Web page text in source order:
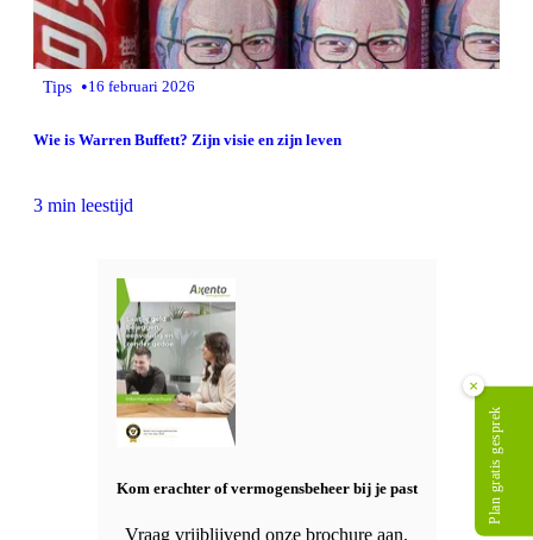
Tips •16 februari 2026
Wie is Warren Buffett? Zijn visie en zijn leven
3 min leestijd
Kom erachter of vermogensbeheer bij je past
Vraag vrijblijvend onze brochure aan.
×
Plan gratis gesprek